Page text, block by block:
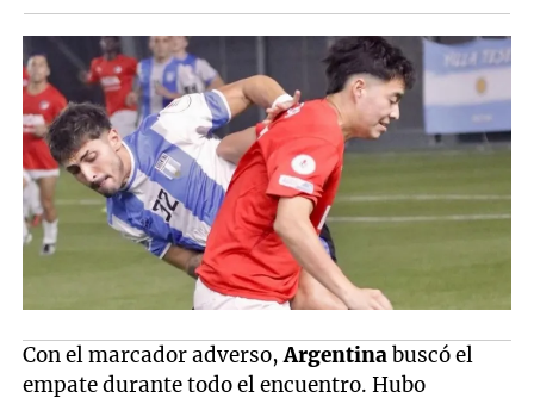
Con el marcador adverso,Argentinabuscó el
empate durante todo el encuentro. Hubo